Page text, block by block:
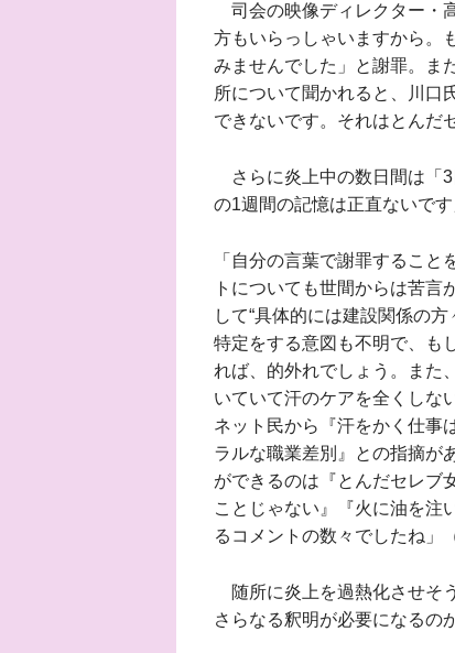
司会の映像ディレクター・
方もいらっしゃいますから。
みませんでした」と謝罪。ま
所について聞かれると、川口
できないです。それはとんだ
さらに炎上中の数日間は「3
の1週間の記憶は正直ないで
「自分の言葉で謝罪するこ
トについても世間からは苦言
して“具体的には建設関係の
特定をする意図も不明で、も
れば、的外れでしょう。また
いていて汗のケアを全くしな
ネット民から『汗をかく仕事
ラルな職業差別』との指摘が
ができるのは『とんだセレブ
ことじゃない』『火に油を注
るコメントの数々でしたね」
随所に炎上を過熱化させそ
さらなる釈明が必要になるのか